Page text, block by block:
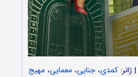
| ژانر: کمدی، جنایی، معمایی، مهیج